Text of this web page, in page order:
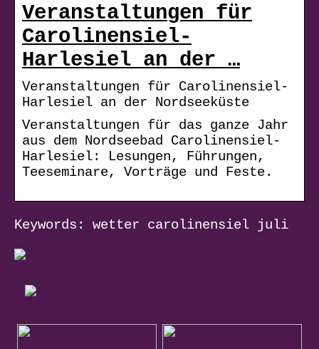
Veranstaltungen für
Carolinensiel-
Harlesiel an der …
Veranstaltungen für Carolinensiel-
Harlesiel an der Nordseeküste
Veranstaltungen für das ganze Jahr
aus dem Nordseebad Carolinensiel-
Harlesiel: Lesungen, Führungen,
Teeseminare, Vorträge und Feste.
Keywords: wetter carolinensiel juli